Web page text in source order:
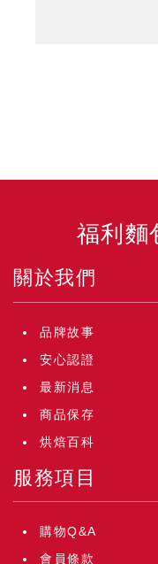
福利麵
關於我們
品牌故事
安心認證
最新消息
商品保存
烘焙百科
服務項目
購物Q&A
會員條款